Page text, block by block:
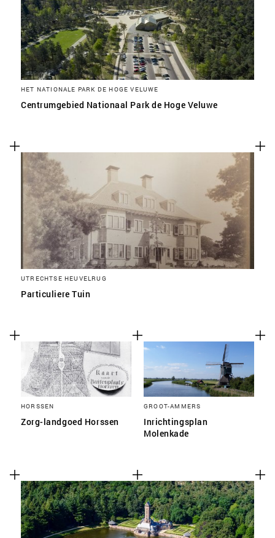
HET NATIONALE PARK DE HOGE VELUWE
Centrumgebied Nationaal Park de Hoge Veluwe
UTRECHTSE HEUVELRUG
Particuliere Tuin
HORSSEN
Zorg-landgoed Horssen
GROOT-AMMERS
Inrichtingsplan
Molenkade